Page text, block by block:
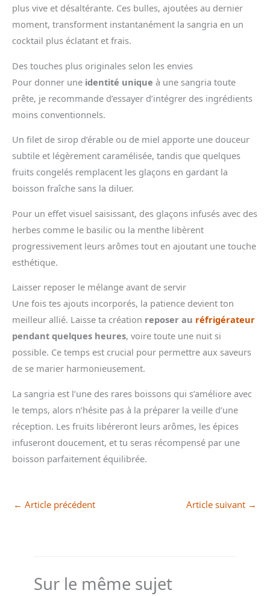
plus vive et désaltérante. Ces bulles, ajoutées au dernier
moment, transforment instantanément la sangria en un
cocktail plus éclatant et frais.
Des touches plus originales selon les envies
Pour donner une identité unique à une sangria toute
prête, je recommande d’essayer d’intégrer des ingrédients
moins conventionnels.
Un filet de sirop d’érable ou de miel apporte une douceur
subtile et légèrement caramélisée, tandis que quelques
fruits congelés remplacent les glaçons en gardant la
boisson fraîche sans la diluer.
Pour un effet visuel saisissant, des glaçons infusés avec des
herbes comme le basilic ou la menthe libèrent
progressivement leurs arômes tout en ajoutant une touche
esthétique.
Laisser reposer le mélange avant de servir
Une fois tes ajouts incorporés, la patience devient ton
meilleur allié. Laisse ta création reposer au réfrigérateur
pendant quelques heures, voire toute une nuit si
possible. Ce temps est crucial pour permettre aux saveurs
de se marier harmonieusement.
La sangria est l’une des rares boissons qui s’améliore avec
le temps, alors n’hésite pas à la préparer la veille d’une
réception. Les fruits libéreront leurs arômes, les épices
infuseront doucement, et tu seras récompensé par une
boisson parfaitement équilibrée.
← Article précédent Article suivant →
Sur le même sujet